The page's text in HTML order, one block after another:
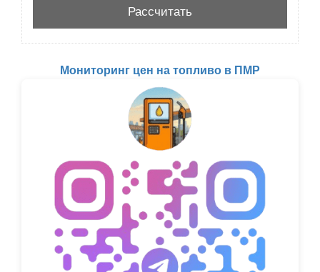
Мониторинг цен на топливо в ПМР